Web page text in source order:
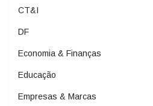
CT&I
DF
Economia & Finanças
Educação
Empresas & Marcas